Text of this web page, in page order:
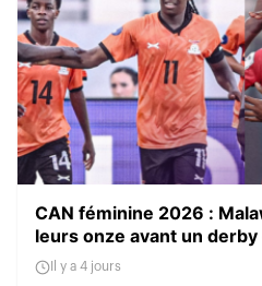
CAN féminine 2026 :
leurs onze avant un
Il y a 4 jours